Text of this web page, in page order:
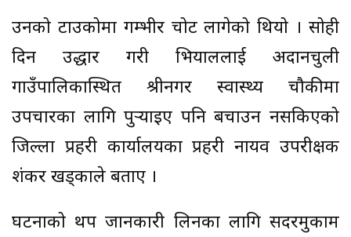
उनको टाउकोमा गम्भीर चोट लागेको थियो । सोही
दिन उद्धार गरी भियाललाई अदानचुली
गाउँपालिकास्थित श्रीनगर स्वास्थ्य चौकीमा
उपचारका लागि पुर्‍याइए पनि बचाउन नसकिएको
जिल्ला प्रहरी कार्यालयका प्रहरी नायव उपरीक्षक
शंकर खड्काले बताए ।
घटनाको थप जानकारी लिनका लागि सदरमुकाम